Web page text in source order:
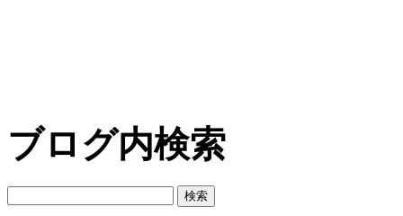
ブログ内検索